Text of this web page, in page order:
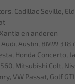
Cadillac Seville,
en anderen
Austin, BMW 318
Honda Concerto,
Mitsubishi Colt,
VW Passat, Golf